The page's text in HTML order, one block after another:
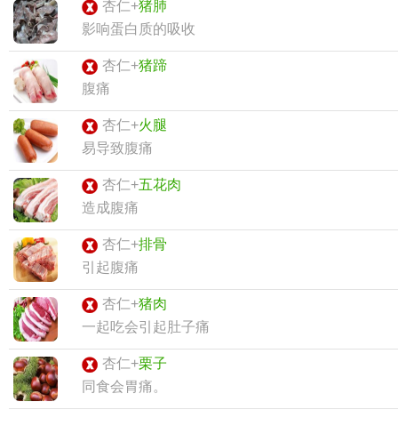
杏仁+猪肺
影响蛋白质的吸收
杏仁+猪蹄
腹痛
杏仁+火腿
易导致腹痛
杏仁+五花肉
造成腹痛
杏仁+排骨
引起腹痛
杏仁+猪肉
一起吃会引起肚子痛
杏仁+栗子
同食会胃痛。